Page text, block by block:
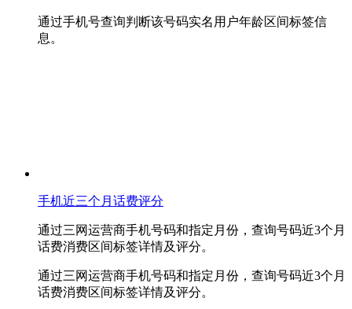
通过手机号查询判断该号码实名用户年龄区间标签信
息。
手机近三个月话费评分
通过三网运营商手机号码和指定月份，查询号码近3个月
话费消费区间标签详情及评分。
通过三网运营商手机号码和指定月份，查询号码近3个月
话费消费区间标签详情及评分。